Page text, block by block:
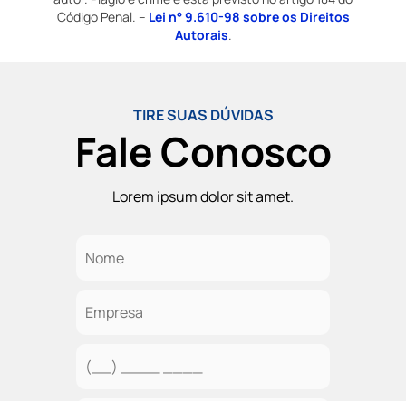
Código Penal. – Lei n° 9.610-98 sobre os Direitos
Autorais.
TIRE SUAS DÚVIDAS
Fale Conosco
Lorem ipsum dolor sit amet.